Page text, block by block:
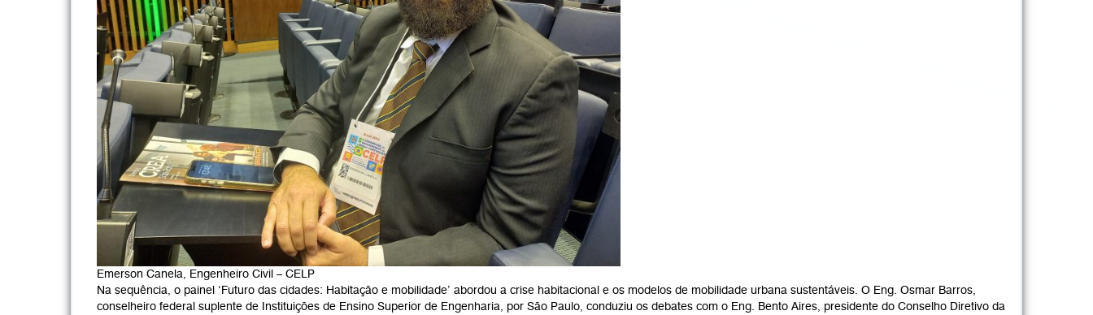
Emerson Canela, Engenheiro Civil – CELP
Na sequência, o painel ‘Futuro das cidades: Habitação e mobilidade’ abordou a crise habitacional e os modelos de mobilidade urbana sustentáveis. O Eng. Osmar Barros,
conselheiro federal suplente de Instituições de Ensino Superior de Engenharia, por São Paulo, conduziu os debates com o Eng. Bento Aires, presidente do Conselho Diretivo da